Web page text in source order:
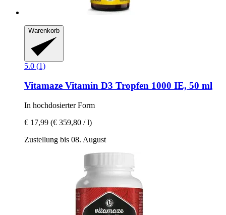
Warenkorb
5.0 (1)
Vitamaze Vitamin D3 Tropfen 1000 IE, 50 ml
In hochdosierter Form
€ 17,99 (€ 359,80 / l)
Zustellung bis 08. August